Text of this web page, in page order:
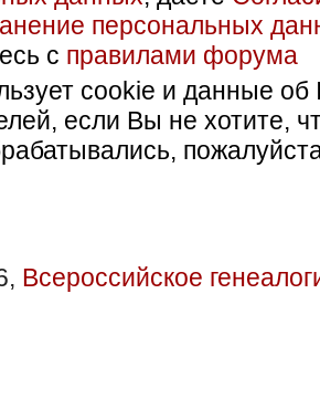
персональных
с правилами форума
cookie и данные об
если Вы не хотите,
Всероссийское